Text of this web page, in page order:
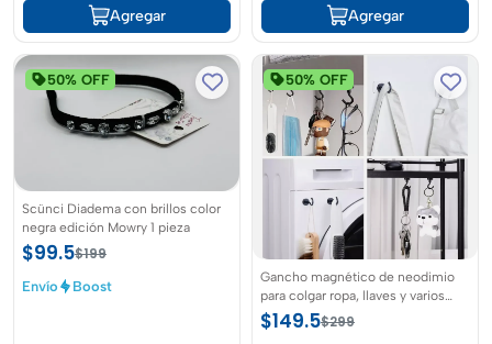
Agregar Agregar
50% OFF
Scünci Diadema con brillos color
negra edición Mowry 1 pieza
$99.5$199
Envío Boost
50% OFF
Gancho magnético de neodimio
para colgar ropa, llaves y varios
articulos 16MM en color negro
$149.5$299